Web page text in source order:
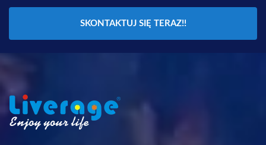
SKONTAKTUJ SIĘ TERAZ!!